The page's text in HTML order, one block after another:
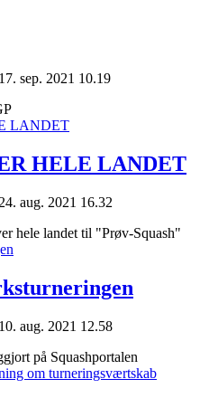
17. sep. 2021 10.19
HELE LANDET
24. aug. 2021 16.32
hele landet til "Prøv-Squash"
10. aug. 2021 12.58
på Squashportalen